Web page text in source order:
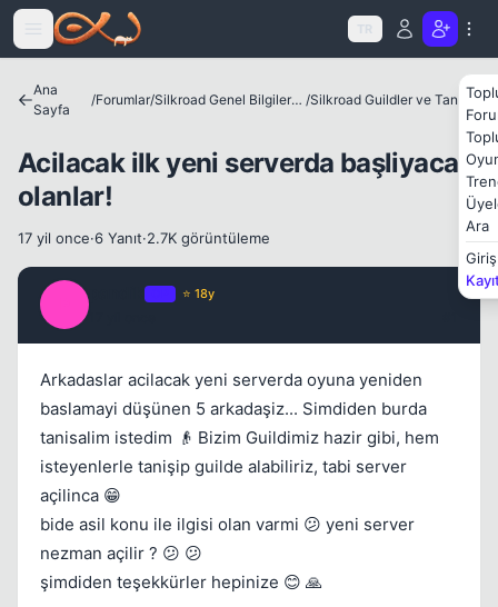
Icerige atla
TR
Ara
Giriş
Ana
Sayfa
/Forumlar/ Silkroad Genel Bilgiler ve Update Bilgileri / Silkroad Guildler ve Tanıtımları
Acilacak ilk yeni serverda başliyacak
olanlar!
17 yil once·6 Yanıt·2.7K görüntüleme
⭐ 18y
Arkadaslar acilacak yeni serverda oyuna yeniden
baslamayi düşünen 5 arkadaşiz... Simdiden burda
tanisalim istedim 👴 Bizim Guildimiz hazir gibi, hem
isteyenlerle tanişip guilde alabiliriz, tabi server
açilinca 😁
bide asil konu ile ilgisi olan varmi 😕 yeni server
nezman açilir ? 😕 😕
şimdiden teşekkürler hepinize 😊 🙏
Kapat